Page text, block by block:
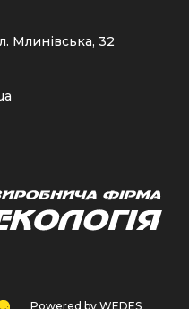
Млинівська, 32
Powered by WEDES